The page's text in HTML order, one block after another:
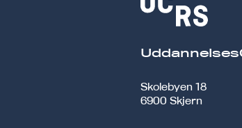
Skolebyen 18
6900 Skjern